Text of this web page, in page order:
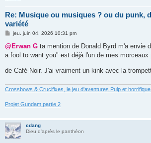
Re: Musique ou musiques ? ou du punk,
variété
M
s
a
e
jeu. juin 04, 2026 10:31 pm
@Erwan G ta mention de Donald Byrd m'a envie
a fool to want you" est déjà l'un de mes
de Café Noir. J'ai vraiment un kink avec la
Crossbows & Crucifixes, le jeu d'aventures Pulp et
Projet Gundam partie 2
cdang
Dieu d'après le panthéon